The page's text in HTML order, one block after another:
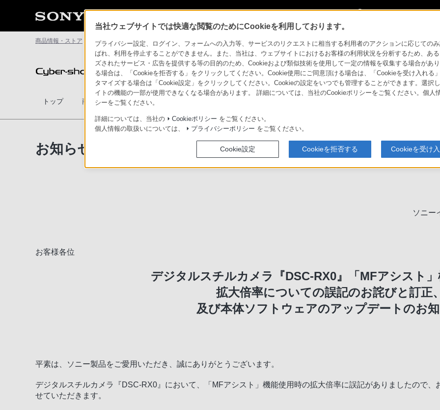
商品情報・ストア サイバーショット お知らせ
デジタルスチルカメラ Cyber-shot
トップ 商品一覧 アクセサリー
ソニーストア
お知らせ
ソニー
お客様各位
デジタルスチルカメラ『DSC-RX0』「MFアシスト
拡大倍率についての誤記のお詫びと訂正
及び本体ソフトウェアのアップデートのお
平素は、ソニー製品をご愛用いただき、誠にありがとうございます。
デジタルスチルカメラ『DSC-RX0』において、「MFアシスト」機能使用時の拡大倍率に誤記がありましたので
せていただきます。
当社ウェブサイトでは快適な閲覧のためにCookieを利用しております。
プライバシー設定、ログイン、フォームへの入力等、サービスのリクエストに相当する利用者のアクションに応じての
ばれ、利用を停止することができません。また、当社は、ウェブサイトにおけるお客様の利用状況を分析するため、あ
ズされたサービス・広告を提供する等の目的のため、Cookieおよび類似技術を使用して一定の情報を収集する場合があ
る場合は、「Cookieを拒否する」をクリックしてください。Cookie使用にご同意頂ける場合は、「Cookieを受け入れる
タマイズする場合は「Cookie設定」をクリックしてください。Cookieの設定をいつでも管理することができます。選択
イトの機能の一部が使用できなくなる場合があります。 詳細については、当社のCookieポリシーをご覧ください。個人
シーをご覧ください。
詳細については、当社の Cookieポリシー をご覧ください。
個人情報の取扱いについては、
プライバシーポリシー をご覧ください。
Cookie設定 Cookieを拒否する Cookieを受け